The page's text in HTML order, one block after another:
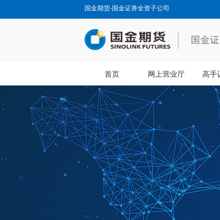
国金期货-国金证券全资子公司
首页 网上营业厅 高手